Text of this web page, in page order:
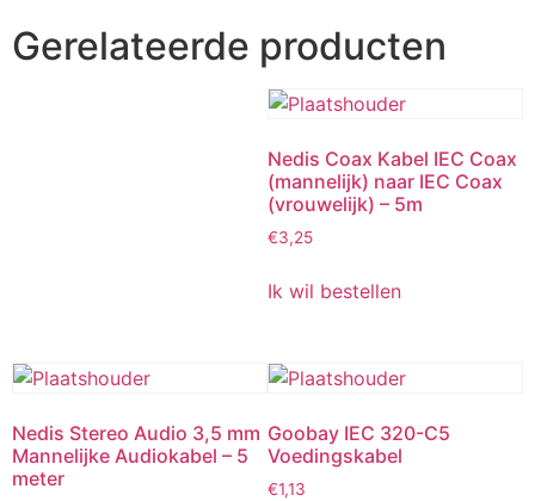
Gerelateerde producten
Nedis Coax Kabel IEC Coax
(mannelijk) naar IEC Coax
(vrouwelijk) – 5m
€3,25
Ik wil bestellen
Nedis Stereo Audio 3,5 mm
Mannelijke Audiokabel – 5
meter
Goobay IEC 320-C5
Voedingskabel
€1,13